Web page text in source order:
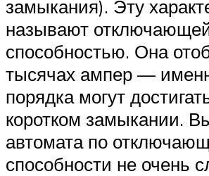
замыкания). Эту
называют
способностью. Она
тысячах ампер —
порядка могут
коротком замыкании.
автомата по
способности не очень